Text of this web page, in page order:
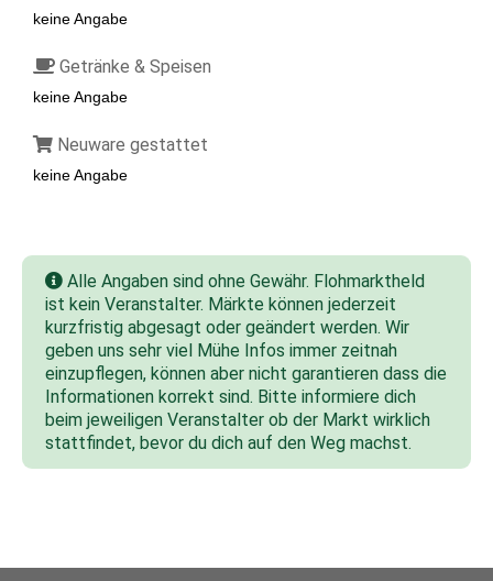
keine Angabe
Getränke & Speisen
keine Angabe
Neuware gestattet
keine Angabe
Alle Angaben sind ohne Gewähr. Flohmarktheld
ist kein Veranstalter. Märkte können jederzeit
kurzfristig abgesagt oder geändert werden. Wir
geben uns sehr viel Mühe Infos immer zeitnah
einzupflegen, können aber nicht garantieren dass die
Informationen korrekt sind. Bitte informiere dich
beim jeweiligen Veranstalter ob der Markt wirklich
stattfindet, bevor du dich auf den Weg machst.